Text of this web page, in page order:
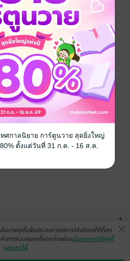
+
ยบายคุกกี้เพื่อประสบการณ์การใช้บริการที่ดีที่สุด
าการควบคุมคุกกี้ของท่านผ่านนโยบายการใช้คุกกี้
ของเราที่นี่
ทศกาลนิยาย การ์ตูนวาย สุดยิ่งใหญ่
ตั้งแต่วันที่ 31 ก.ค. - 16 ส.ค.